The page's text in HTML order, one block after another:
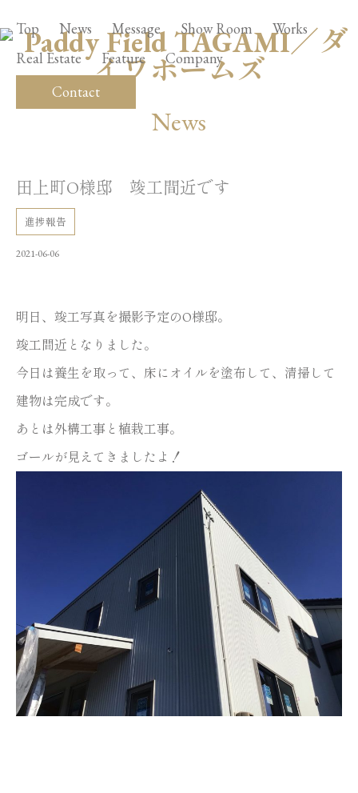
Top News Message Show Room
Works
Real Estate
Feature
Company
Contact
News
田上町O様邸 竣工間近です
進捗報告
2021-06-06
明日、竣工写真を撮影予定のO様邸。
竣工間近となりました。
今日は養生を取って、床にオイルを塗布して、清掃して
建物は完成です。
あとは外構工事と植栽工事。
ゴールが見えてきましたよ！